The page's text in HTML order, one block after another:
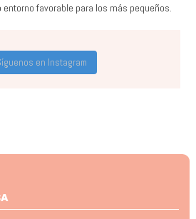
favorable para los más pequeños.
en Instagram